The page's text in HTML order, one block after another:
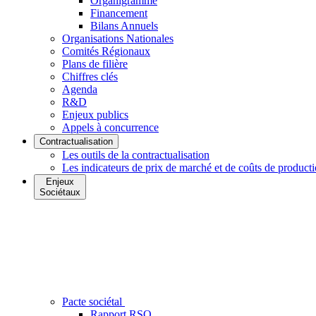
Financement
Bilans Annuels
Organisations Nationales
Comités Régionaux
Plans de filière
Chiffres clés
Agenda
R&D
Enjeux publics
Appels à concurrence
Contractualisation
Les outils de la contractualisation
Les indicateurs de prix de marché et de coûts de
Enjeux
Sociétaux
Pacte sociétal